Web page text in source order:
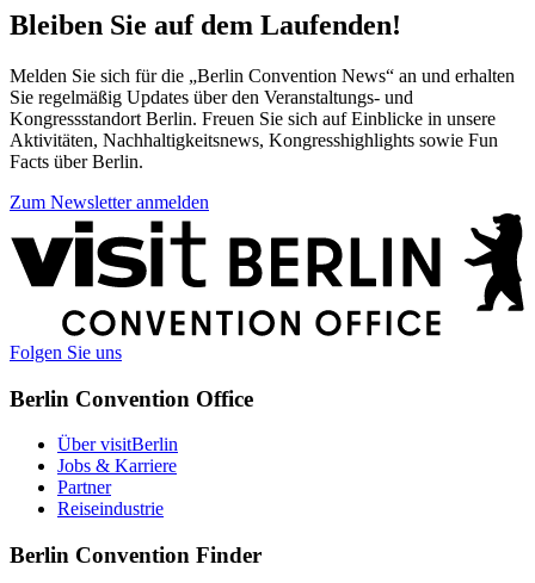
Bleiben Sie auf dem Laufenden!
Melden Sie sich für die „Berlin Convention News“ an und erhalten
Sie regelmäßig Updates über den Veranstaltungs- und
Kongressstandort Berlin. Freuen Sie sich auf Einblicke in unsere
Aktivitäten, Nachhaltigkeitsnews, Kongresshighlights sowie Fun
Facts über Berlin.
Zum Newsletter anmelden
Weitere
Informationen
Folgen Sie uns
Berlin Convention Office
Über visitBerlin
Jobs & Karriere
Partner
Reiseindustrie
Berlin Convention Finder